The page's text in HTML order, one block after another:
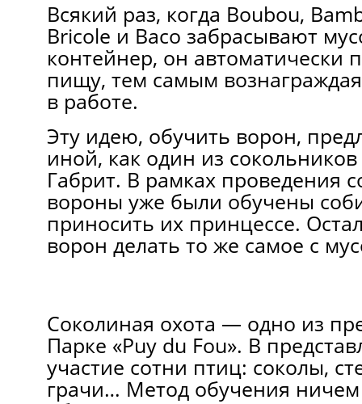
Всякий раз, когда Boubou,
Bricole и Baco забрасывают
контейнер, он автоматически
пищу, тем самым
в работе.
Эту идею, обучить ворон,
иной, как один из
Габрит. В рамках проведения
вороны уже были обучены
приносить их принцессе.
ворон делать то же самое с
Соколиная охота — одно из
Парке «Puy du Fou». В
участие сотни птиц: соколы,
грачи… Метод обучения ничем